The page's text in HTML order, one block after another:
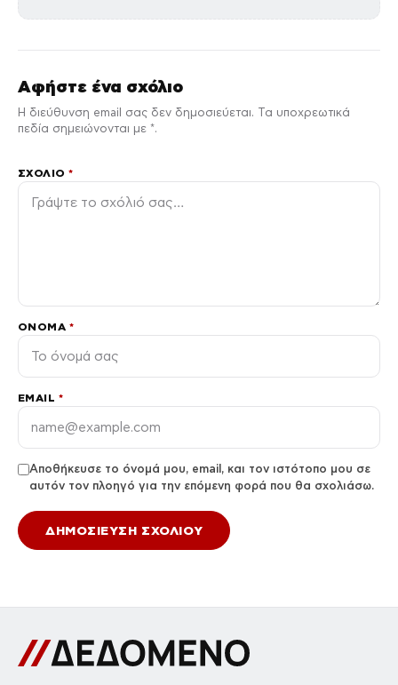
Αφήστε ένα σχόλιο
Η διεύθυνση email σας δεν δημοσιεύεται. Τα υποχρεωτικά
πεδία σημειώνονται με *.
ΣΧΌΛΙΟ*
ΌΝΟΜΑ *
EMAIL *
Αποθήκευσε το όνομά μου, email, και τον ιστότοπο μου σε
αυτόν τον πλοηγό για την επόμενη φορά που θα σχολιάσω.